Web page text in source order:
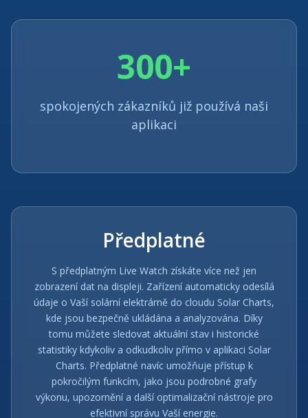
300+
spokojených zákazníků již používá naši
aplikaci
Předplatné
S předplatným Live Watch získáte více než jen
zobrazení dat na displeji. Zařízení automaticky odesílá
údaje o Vaší solární elektrárně do cloudu Solar Charts,
kde jsou bezpečně ukládána a analyzována. Díky
tomu můžete sledovat aktuální stav i historické
statistiky kdykoliv a odkudkoliv přímo v aplikaci Solar
Charts. Předplatné navíc umožňuje přístup k
pokročilým funkcím, jako jsou podrobné grafy
výkonu, upozornění a další optimalizační nástroje pro
efektivní správu Vaší energie.